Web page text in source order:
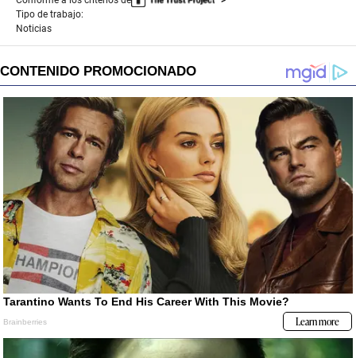
Tipo de trabajo:
Noticias